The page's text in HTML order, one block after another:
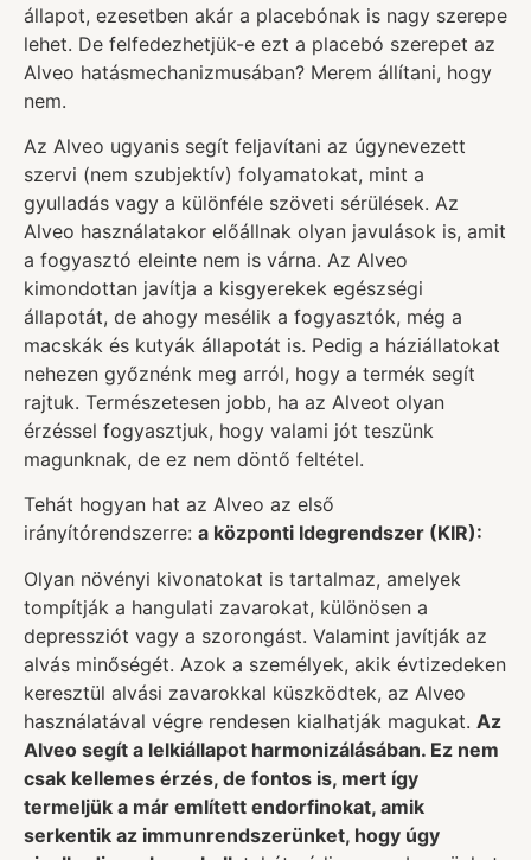
állapot, ezesetben akár a placebónak is nagy szerepe
lehet. De felfedezhetjük-e ezt a placebó szerepet az
Alveo hatásmechanizmusában? Merem állítani, hogy
nem.
Az Alveo ugyanis segít feljavítani az úgynevezett
szervi (nem szubjektív) folyamatokat, mint a
gyulladás vagy a különféle szöveti sérülések. Az
Alveo használatakor előállnak olyan javulások is, amit
a fogyasztó eleinte nem is várna. Az Alveo
kimondottan javítja a kisgyerekek egészségi
állapotát, de ahogy mesélik a fogyasztók, még a
macskák és kutyák állapotát is. Pedig a háziállatokat
nehezen győznénk meg arról, hogy a termék segít
rajtuk. Természetesen jobb, ha az Alveot olyan
érzéssel fogyasztjuk, hogy valami jót teszünk
magunknak, de ez nem döntő feltétel.
Tehát hogyan hat az Alveo az első
irányítórendszerre: a központi Idegrendszer (KIR):
Olyan növényi kivonatokat is tartalmaz, amelyek
tompítják a hangulati zavarokat, különösen a
depressziót vagy a szorongást. Valamint javítják az
alvás minőségét. Azok a személyek, akik évtizedeken
keresztül alvási zavarokkal küszködtek, az Alveo
használatával végre rendesen kialhatják magukat. Az
Alveo segít a lelkiállapot harmonizálásában. Ez nem
csak kellemes érzés, de fontos is, mert így
termeljük a már említett endorfinokat, amik
serkentik az immunrendszerünket, hogy úgy